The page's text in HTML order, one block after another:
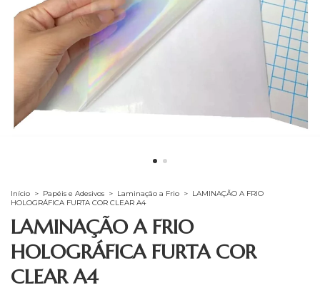
Início > Papéis e Adesivos > Laminação a Frio > LAMINAÇÃO A FRIO
HOLOGRÁFICA FURTA COR CLEAR A4
LAMINAÇÃO A FRIO
HOLOGRÁFICA FURTA COR
CLEAR A4